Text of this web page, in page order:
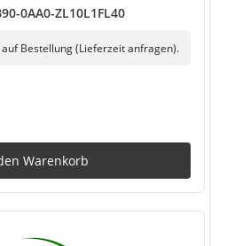
0AA0-ZL10L1FL40
Bestellung (Lieferzeit anfragen).
Warenkorb